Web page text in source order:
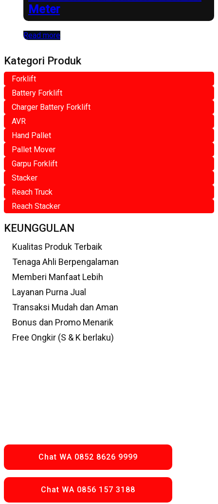
Meter
Read more
Kategori Produk
Forklift
Battery Forklift
Charger Battery Forklift
AVR
Hand Pallet
Pallet Mover
Garpu Forklift
Stacker
Reach Truck
Reach Stacker
KEUNGGULAN
Kualitas Produk Terbaik
Tenaga Ahli Berpengalaman
Memberi Manfaat Lebih
Layanan Purna Jual
Transaksi Mudah dan Aman
Bonus dan Promo Menarik
Free Ongkir (S & K berlaku)
Chat WA 0852 8626 9999
Chat WA 0856 157 3188